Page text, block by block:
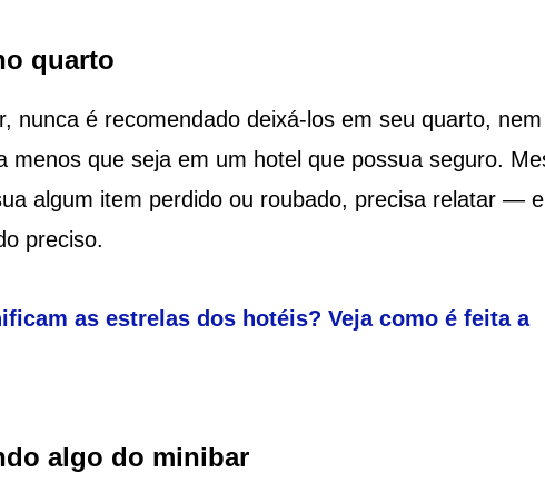
quarto
nunca é recomendado deixá-los em seu quarto, nem
que seja em um hotel que possua seguro.
algum item perdido ou roubado, precisa relatar — e
preciso.
as estrelas dos hotéis? Veja como é feita a
algo do minibar